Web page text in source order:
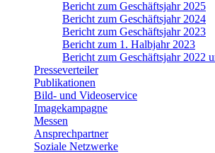
Bericht zum Geschäftsjahr 2025
Bericht zum Geschäftsjahr 2024
Bericht zum Geschäftsjahr 2023
Bericht zum 1. Halbjahr 2023
Bericht zum Geschäftsjahr 2022
Presseverteiler
Publikationen
Bild- und Videoservice
Imagekampagne
Messen
Ansprechpartner
Soziale Netzwerke